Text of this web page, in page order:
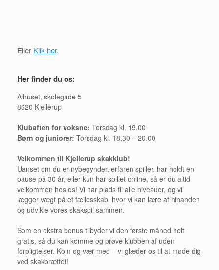
Eller Klik her.
Her finder du os:
Alhuset, skolegade 5
8620 Kjellerup
Klubaften for voksne: Torsdag kl. 19.00
Børn og juniorer: Torsdag kl. 18.30 – 20.00
Velkommen til Kjellerup skakklub!
Uanset om du er nybegynder, erfaren spiller, har holdt en
pause på 30 år, eller kun har spillet online, så er du altid
velkommen hos os! Vi har plads til alle niveauer, og vi
lægger vægt på et fællesskab, hvor vi kan lære af hinanden
og udvikle vores skakspil sammen.
Som en ekstra bonus tilbyder vi den første måned helt
gratis, så du kan komme og prøve klubben af uden
forpligtelser. Kom og vær med – vi glæder os til at møde dig
ved skakbrættet!